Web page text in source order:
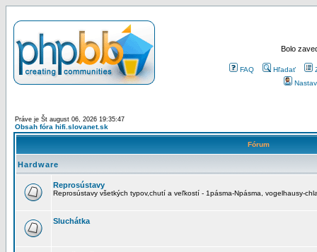
Bolo
FAQ Hľadať
Práve je Št august 06, 2026 19:35:47
Obsah fóra hifi.slovanet.sk
Fórum
Hardware
Reprosústavy
Reprosústavy všetkých typov,chutí a veľkostí - 1pásma-Npásma, vogelhausy-
Sluchátka